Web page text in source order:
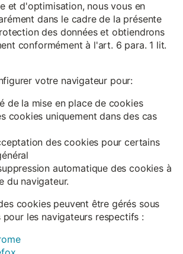
et d'optimisation, nous vous en
dans le cadre de la présente
des données et obtiendrons
conformément à l'art. 6 para. 1 lit.
votre navigateur pour:
de la mise en place de cookies
cookies uniquement dans des cas
des cookies pour certains
automatique des cookies à
du navigateur.
cookies peuvent être gérés sous
pour les navigateurs respectifs :